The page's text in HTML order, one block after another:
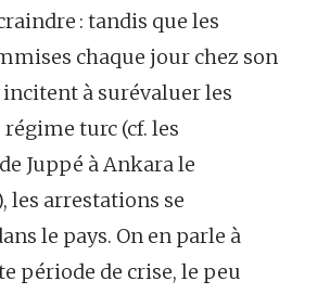
: tandis que les
chaque jour chez son
à surévaluer les
turc (cf. les
Juppé à Ankara le
les arrestations se
le pays. On en parle à
période de crise, le peu